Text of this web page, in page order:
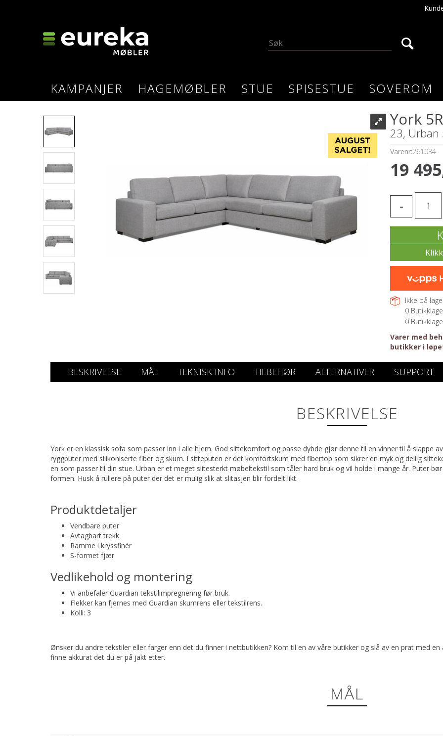
KAMPANJER HAGEMØBLER STUE SPISESTUE SOVEROM
York
23, Urban
Varenr:261034
19
-
Ikke på
0
0
Varer med
butikker i
BESKRIVELSE MÅL TEKNISK INFO TILBEHØR ALTERNATIVER SUPPORT
BESKRIVELSE
York er en klassisk sofa som passer inn i alle hjem. God sittekomfort og passe dybde gjør denne til en vinner til å slappe
ryggputer med silikoniserte fiber og skum. I sitteputen er det komfortskum med fibertop som sikrer en myk og deilig
en som passer til din stue. Urban er et meget slitesterkt møbeltekstil som tåler hard bruk og vil holde i mange år. Puter
formen. Husk å rullere på puter der det er mulig slik at slitasjen blir fordelt likt.
Produktdetaljer
Vendbare puter
Avtagbart trekk
Ramme i kryssfinér
S-formet fjær
Vedlikehold og montering
Vi anbefaler Guardian tekstilimpregnering før bruk.
Flekker kan fjernes med Guardian skumrens eller tekstilrens.
Kolli: 3
Ønsker du andre tekstiler eller farger enn det du finner i nettbutikken? Kom til en av våre butikker og slå av en prat med
finne akkurat det du er på jakt etter.
MÅL